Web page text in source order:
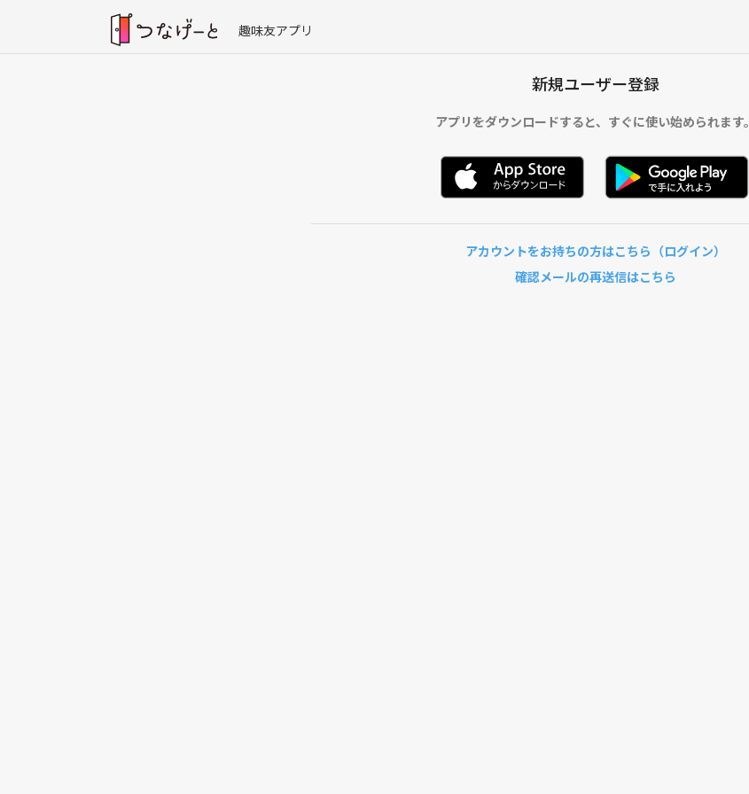
趣味友アプリ
新規ユーザー登録
アプリをダウンロードすると、 すぐに使い始められます。
アカウントをお持ちの方はこちら（ログイン）
確認メールの再送信はこちら